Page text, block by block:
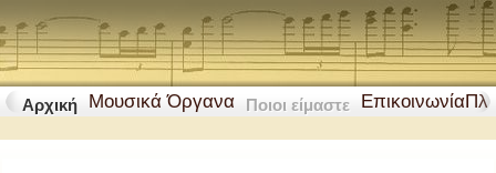
Αρχική Μουσικά Όργανα Ποιοι είμαστε Επικοινωνία